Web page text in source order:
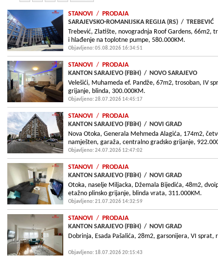
STANOVI / PRODAJA
SARAJEVSKO-ROMANIJSKA REGIJA (RS) / TREBEVIĆ
Trebević, Zlatište, novogradnja Roof Gardens, 66m2,
i hlađenje na toplotne pumpe, 580.000KM.
Objavljeno: 05.08.2026 16:34:51
STANOVI / PRODAJA
KANTON SARAJEVO (FBiH) / NOVO SARAJEVO
Velešići, Muhameda ef. Pandže, 67m2, trosoban, IV
grijanje, blinda, 300.000KM.
Objavljeno: 28.07.2026 14:45:17
STANOVI / PRODAJA
KANTON SARAJEVO (FBiH) / NOVI GRAD
Nova Otoka, Generala Mehmeda Alagića, 174m2,
namješten, garaža, centralno gradsko grijanje,
Objavljeno: 24.07.2026 12:47:02
STANOVI / PRODAJA
KANTON SARAJEVO (FBiH) / NOVI GRAD
Otoka, naselje Miljacka, Džemala Bijedića, 48m2,
etažno plinsko grijanje, blinda vrata, 311.000KM.
Objavljeno: 21.07.2026 14:32:59
STANOVI / PRODAJA
KANTON SARAJEVO (FBiH) / NOVI GRAD
Dobrinja, Esada Pašalića, 28m2, garsonijera, VI
Objavljeno: 18.07.2026 20:15:43